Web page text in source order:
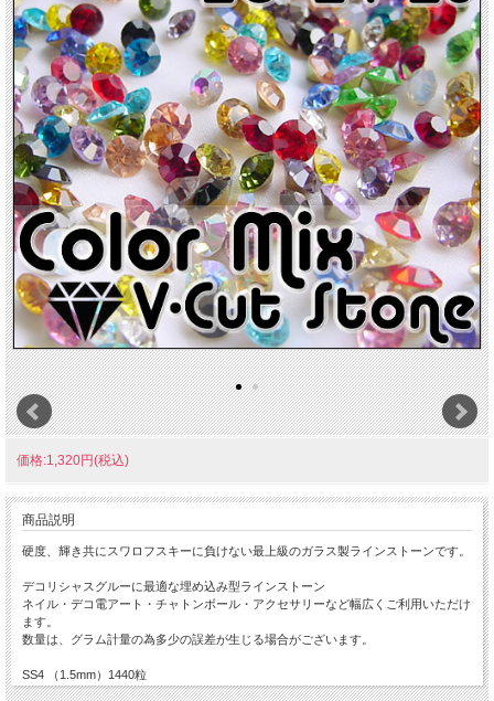
価格:1,320円(税込)
商品説明
硬度、輝き共にスワロフスキーに負けない最上級のガラス製ラインストーンです。
デコリシャスグルーに最適な埋め込み型ラインストーン
ネイル・デコ電アート・チャトンボール・アクセサリーなど幅広くご利用いただけ
ます。
数量は、グラム計量の為多少の誤差が生じる場合がございます。
SS4 （1.5mm）1440粒
SS6 （2.0mm）1440粒